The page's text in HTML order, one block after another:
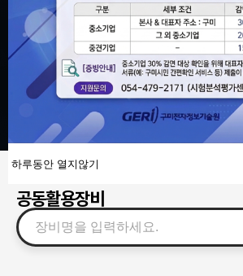
장비검색/예약 장비이용안내 담당자
사업공고
공동활용장비
하루동안 열지않기